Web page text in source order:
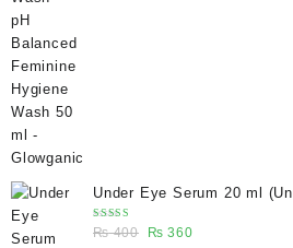
Under Eye Serum 20 ml
Dark Circles, Puffiness,
Caffeine 5% depuffing eye
Rated
5.00 out
₨400
Original
₨ 360Current